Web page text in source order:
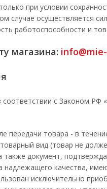
при условии
случае осуществляется
работоспособности и
магазина:
с Законом РФ
передачи товара - в
вид (товар не
также документ,
надлежащего качества,
исключительно